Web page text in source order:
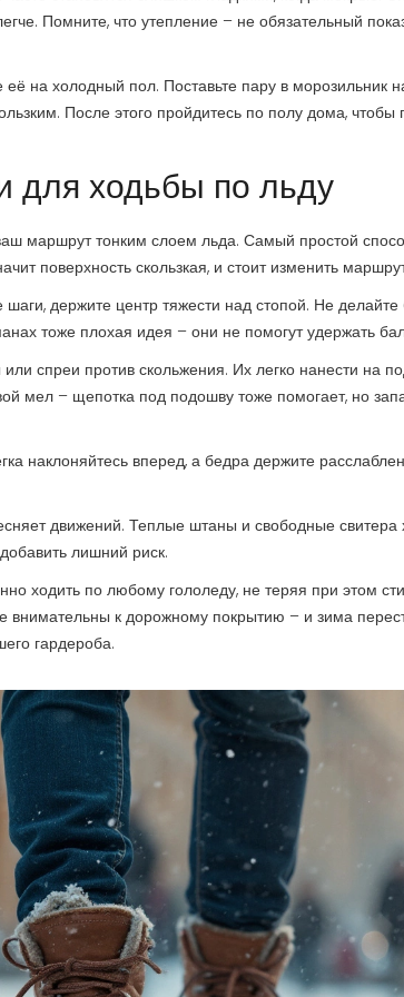
Помните, что утепление – не обязательный
на холодный пол. Поставьте пару в морозильник
После этого пройдитесь по полу дома, чтобы
для ходьбы по льду
маршрут тонким слоем льда. Самый простой
поверхность скользкая, и стоит изменить
шаги, держите центр тяжести над стопой. Не
тоже плохая идея – они не помогут удержать
спреи против скольжения. Их легко нанести на
мел – щепотка под подошву тоже помогает, но
наклоняйтесь вперед, а бедра держите
движений. Теплые штаны и свободные
лишний риск.
ходить по любому гололеду, не теряя при этом
внимательны к дорожному покрытию – и зима
гардероба.